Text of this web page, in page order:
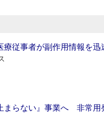
療従事者が副作用情報を迅
まらない』事業へ 非常用